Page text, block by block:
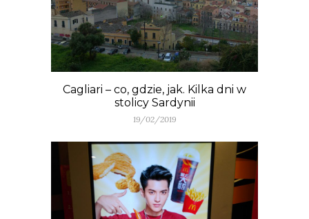
Cagliari – co, gdzie, jak. Kilka dni w
stolicy Sardynii
19/02/2019